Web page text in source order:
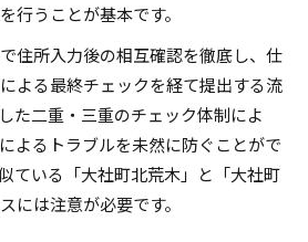
行うことが基本です。
住所入力後の相互確認を徹底し、仕
よる最終チェックを経て提出する流
た二重・三重のチェック体制によ
よるトラブルを未然に防ぐことがで
ている「大社町北荒木」と「大社町
には注意が必要です。